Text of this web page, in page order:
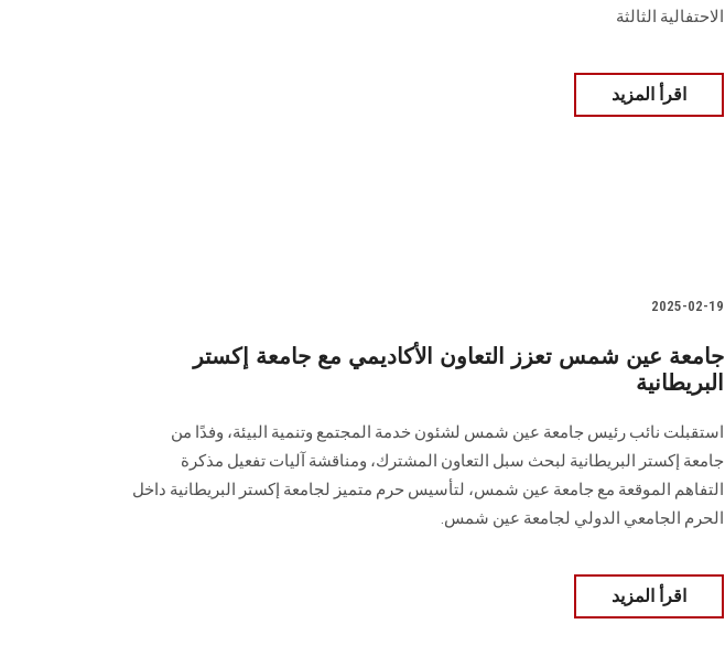
الاحتفالية الثالثة
اقرأ المزيد
2025-02-19
جامعة عين شمس تعزز التعاون الأكاديمي مع جامعة إكستر
البريطانية
استقبلت نائب رئيس جامعة عين شمس لشئون خدمة المجتمع وتنمية البيئة، وفدًا من
جامعة إكستر البريطانية لبحث سبل التعاون المشترك، ومناقشة آليات تفعيل مذكرة
التفاهم الموقعة مع جامعة عين شمس، لتأسيس حرم متميز لجامعة إكستر البريطانية داخل
الحرم الجامعي الدولي لجامعة عين شمس.
اقرأ المزيد